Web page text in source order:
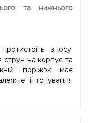
та нижнього
зносу.
на корпус та
поріжок має
інтонування